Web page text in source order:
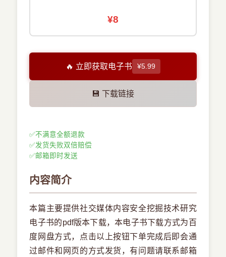
¥8
🔥 立即获取电子书 ¥5.99
💾 下载链接
✅不满意全额退款
✅发货失败双倍赔偿
✅邮箱即时发送
内容简介
本篇主要提供社交媒体内容安全挖掘技术研究
电子书的pdf版本下载，本电子书下载方式为百
度网盘方式，点击以上按钮下单完成后即会通
过邮件和网页的方式发货，有问题请联系邮箱